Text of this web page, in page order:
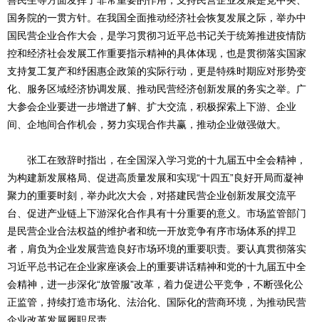
国务院的一贯方针。在我国全面推动经济社会恢复发展之际，举办中
国民营企业合作大会，是学习贯彻习近平总书记关于统筹推进疫情防
控和经济社会发展工作重要指示精神的具体体现，也是贯彻落实国家
支持复工复产和纾困惠企政策的实际行动，更是特殊时期应对形势变
化、服务区域经济协调发展、推动民营经济创新发展的务实之举。广
大参会企业要进一步增进了解、扩大交流，积极探索上下游、企业
间、企地间合作机会，努力实现合作共赢，推动企业做强做大。
张工在致辞时指出，在全国深入学习党的十九届五中全会精神，
为构建新发展格局、促进高质量发展和实现“十四五”良好开局而凝神
聚力的重要时刻，举办此次大会，对搭建民营企业创新发展交流平
台、促进产业链上下游深化合作具有十分重要的意义。市场监管部门
是民营企业合法权益的维护者和统一开放竞争有序市场体系的捍卫
者，肩负为企业发展营造良好市场环境的重要职责。要认真贯彻落实
习近平总书记在企业家座谈会上的重要讲话精神和党的十九届五中全
会精神，进一步深化“放管服”改革，着力促进公平竞争，不断强化公
正监管，持续打造市场化、法治化、国际化的营商环境，为推动民营